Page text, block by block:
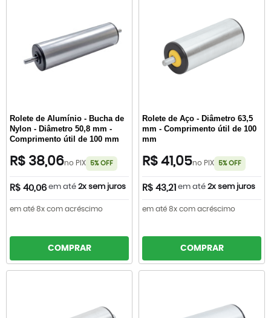
Rolete de Alumínio - Bucha de
Nylon - Diâmetro 50,8 mm -
Comprimento útil de 100 mm
R$ 38,06no PIX 5% OFF
R$ 40,06 em até 2x sem juros
em até 8x com acréscimo
COMPRAR
Rolete de Aço - Diâmetro 63,5
mm - Comprimento útil de 100
mm
R$ 41,05no PIX 5% OFF
R$ 43,21 em até 2x sem juros
em até 8x com acréscimo
COMPRAR